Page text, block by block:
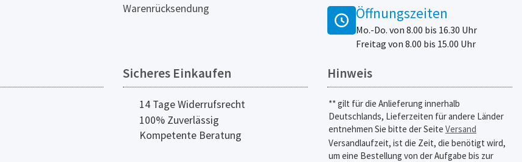
Warenrücksendung
Öffnungszeiten
Mo.-Do. von 8.00 bis 16.30 Uhr
Freitag von 8.00 bis 15.00 Uhr
Sicheres Einkaufen
14 Tage Widerrufsrecht
100% Zuverlässig
Kompetente Beratung
Hinweis
** gilt für die Anlieferung innerhalb
Deutschlands, Lieferzeiten für andere Länder
entnehmen Sie bitte der Seite Versand
Versandlaufzeit, ist die Zeit, die benötigt wird,
um eine Bestellung von der Aufgabe bis zur